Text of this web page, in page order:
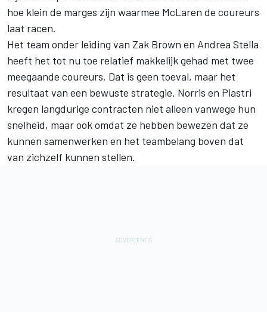
hoe klein de marges zijn waarmee McLaren de coureurs
laat racen.
Het team onder leiding van Zak Brown en Andrea Stella
heeft het tot nu toe relatief makkelijk gehad met twee
meegaande coureurs. Dat is geen toeval, maar het
resultaat van een bewuste strategie. Norris en Piastri
kregen langdurige contracten niet alleen vanwege hun
snelheid, maar ook omdat ze hebben bewezen dat ze
kunnen samenwerken en het teambelang boven dat
van zichzelf kunnen stellen.